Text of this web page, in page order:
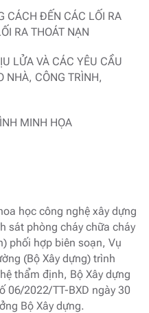
CÁCH ĐẾN CÁC LỐI RA
RA THOÁT NẠN
LỬA VÀ CÁC YÊU CẦU
NHÀ, CÔNG TRÌNH,
MINH HỌA
học công nghệ xây dựng
sát phòng cháy chữa cháy
phối hợp biên soạn, Vụ
(Bộ Xây dựng) trình
thẩm định, Bộ Xây dựng
06/2022/TT-BXD ngày 30
Bộ Xây dựng.